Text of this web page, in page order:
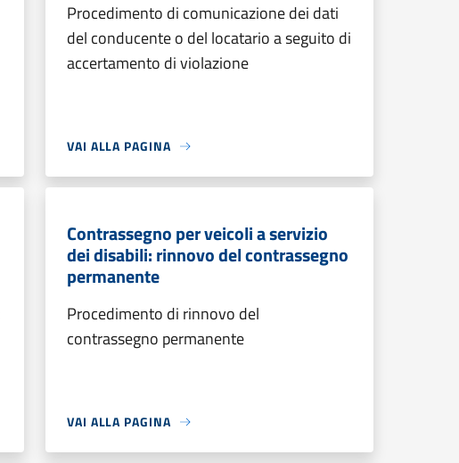
Procedimento di comunicazione dei dati
del conducente o del locatario a seguito di
accertamento di violazione
VAI ALLA PAGINA
Contrassegno per veicoli a servizio
dei disabili: rinnovo del contrassegno
permanente
Procedimento di rinnovo del
contrassegno permanente
VAI ALLA PAGINA